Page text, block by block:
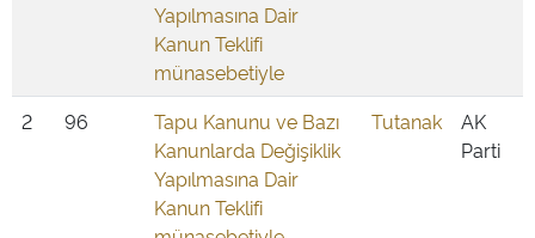
Yapılmasına Dair
Kanun Teklifi
münasebetiyle
2 96
Tapu Kanunu ve Bazı
Kanunlarda Değişiklik
Yapılmasına Dair
Kanun Teklifi
Tutanak
AK
Parti